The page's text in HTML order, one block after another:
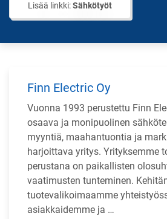
Lisää linkki:Sähkötyöt
Finn Electric Oy
Vuonna 1993 perustettu Finn
osaava ja monipuolinen
myyntiä, maahantuontia ja
harjoittava yritys. Yrityksemme
perustana on paikallisten
vaatimusten tunteminen.
tuotevalikoimaamme
asiakkaidemme ja …